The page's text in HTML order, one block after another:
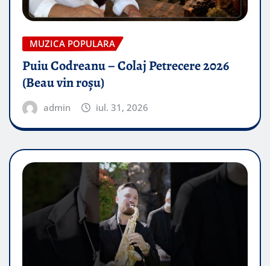
MUZICA POPULARA
Puiu Codreanu – Colaj Petrecere 2026
(Beau vin roșu)
admin iul. 31, 2026